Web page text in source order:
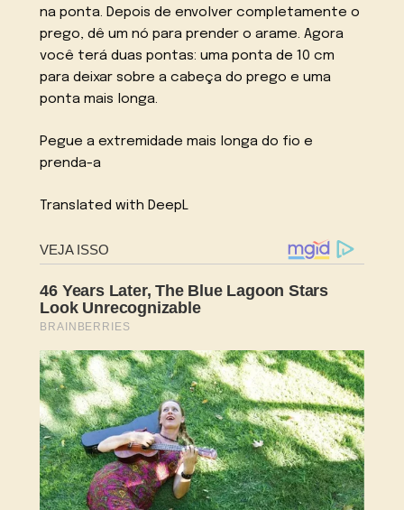
na ponta. Depois de envolver completamente o
prego, dê um nó para prender o arame. Agora
você terá duas pontas: uma ponta de 10 cm
para deixar sobre a cabeça do prego e uma
ponta mais longa.
Pegue a extremidade mais longa do fio e
prenda-a
Translated with DeepL